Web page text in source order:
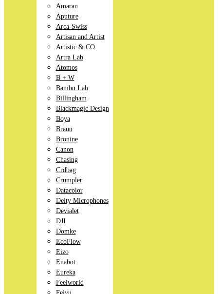
Amaran
Aputure
Arca-Swiss
Artisan and Artist
Artistic & CO.
Artra Lab
Atomos
B + W
Bambu Lab
Billingham
Blackmagic Design
Boya
Braun
Bronine
Canon
Chasing
Crdbag
Crumpler
Datacolor
Deity Microphones
Devialet
DJI
Domke
EcoFlow
Eizo
Enabot
Eureka
Feelworld